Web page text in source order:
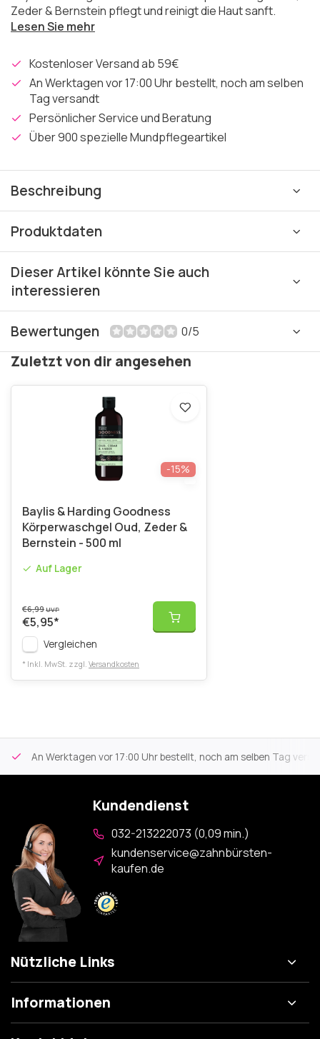
Zeder & Bernstein pflegt und reinigt die Haut sanft.
Lesen Sie mehr
Kostenloser Versand ab 59€
An Werktagen vor 17:00 Uhr bestellt, noch am selben
Tag versandt
Persönlicher Service und Beratung
Über 900 spezielle Mundpflegeartikel
Beschreibung
Produktdaten
Dieser Artikel könnte Sie auch
interessieren
Bewertungen 0/5
Zuletzt von dir angesehen
-15%
Baylis & Harding Goodness
Körperwaschgel Oud, Zeder &
Bernstein - 500 ml
Auf Lager
€6,99UVP
€5,95*
Vergleichen
* Inkl. MwSt. zzgl. Versandkosten
An Werktagen vor 17:00 Uhr bestellt, noch am selben Tag
Kundendienst
032-213222073 (0,09 min.)
kundenservice@zahnbürsten-
kaufen.de
Nützliche Links
Informationen